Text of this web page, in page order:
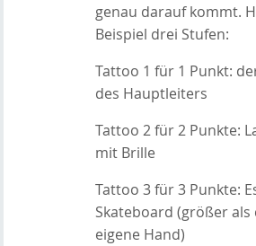
genau darauf kommt.
Beispiel drei Stufen:
Tattoo 1 für 1 Punkt:
des Hauptleiters
Tattoo 2 für 2 Punkte:
mit Brille
Tattoo 3 für 3 Punkte:
Skateboard (größer als
eigene Hand)